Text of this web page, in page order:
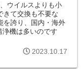
ウイルスよりも小
きて交換も不要な
を誇り、国内・海外
浄機は多いのです
2023.10.17